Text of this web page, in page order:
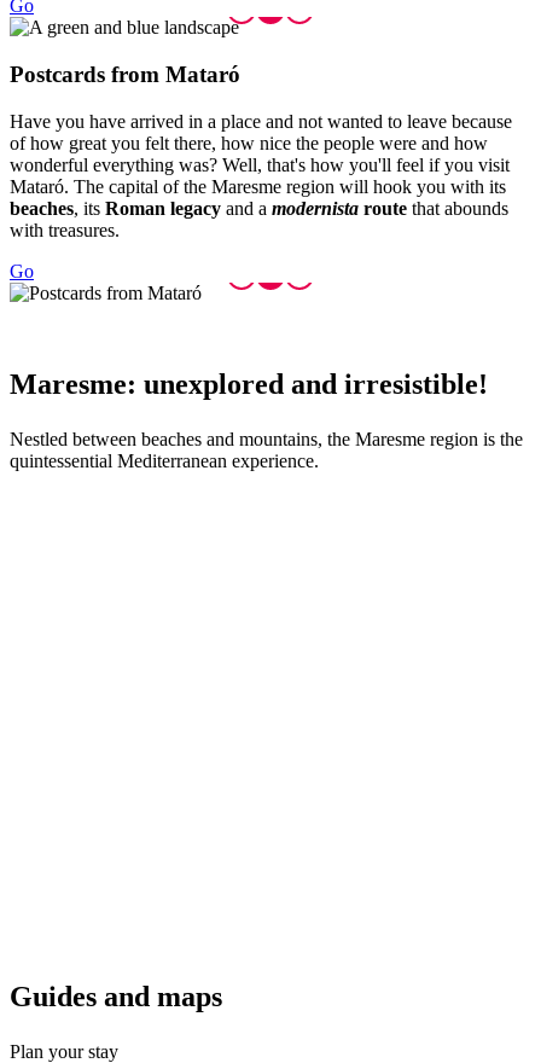
Go
Postcards from Mataró
Have you have arrived in a place and not wanted to leave because
of how great you felt there, how nice the people were and how
wonderful everything was? Well, that's how you'll feel if you visit
Mataró. The capital of the Maresme region will hook you with its
beaches, its Roman legacy and a modernista route that abounds
with treasures.
Go
Maresme: unexplored and irresistible!
Nestled between beaches and mountains, the Maresme region is the
quintessential Mediterranean experience.
Guides and maps
Plan your stay